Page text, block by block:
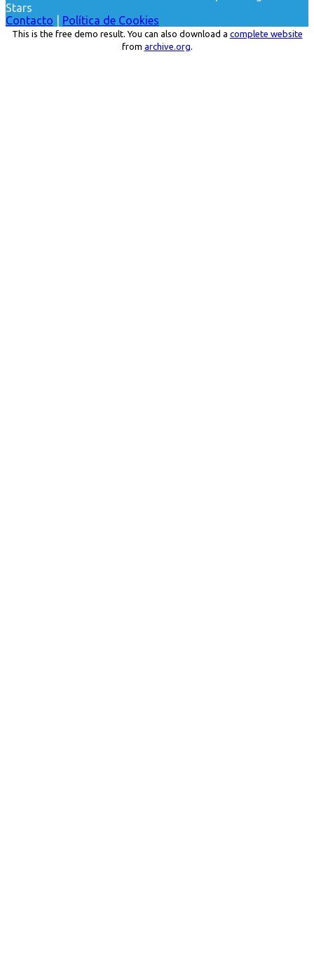
Stars
Contacto
Política de Cookies
This is the free demo result. You can also download a complete website
from archive.org.